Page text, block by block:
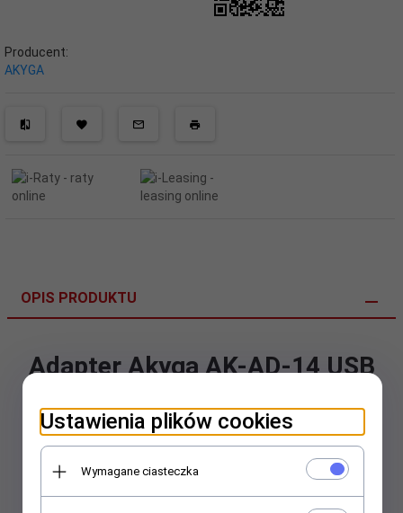
Producent:
AKYGA
OPIS PRODUKTU
Adapter Akyga AK-AD-14 USB
2.0 A(M) - PS/2 (F)
Ustawienia plików cookies
Wymagane ciasteczka